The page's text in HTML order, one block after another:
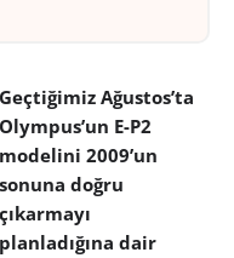
Geçtiğimiz Ağustos’ta
Olympus’un E-P2
modelini 2009’un
sonuna doğru
çıkarmayı
planladığına dair